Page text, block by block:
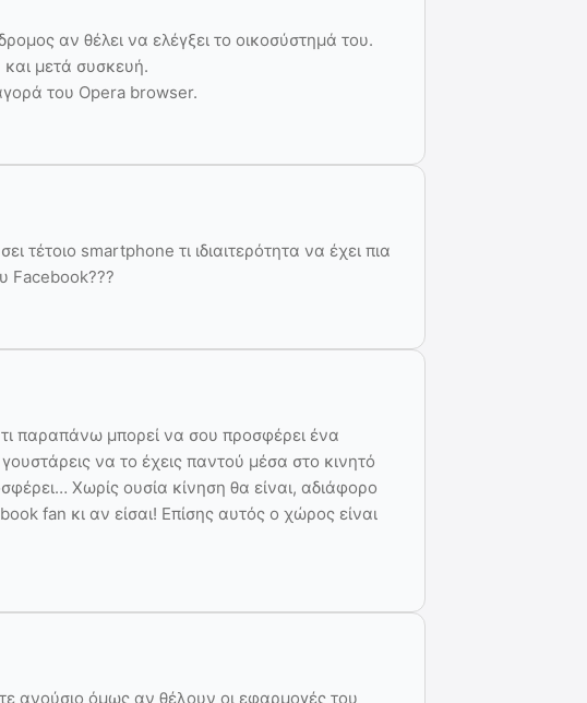
αν θέλει να ελέγξει το οικοσύστημά του.
μετά συσκευή.
του Opera browser.
τέτοιο smartphone τι ιδιαιτερότητα να έχει πια
Facebook???
παραπάνω μπορεί να σου προσφέρει ένα
να το έχεις παντού μέσα στο κινητό
Χωρίς ουσία κίνηση θα είναι, αδιάφορο
fan κι αν είσαι! Επίσης αυτός ο χώρος είναι
ανούσιο όμως αν θέλουν οι εφαρμογές του